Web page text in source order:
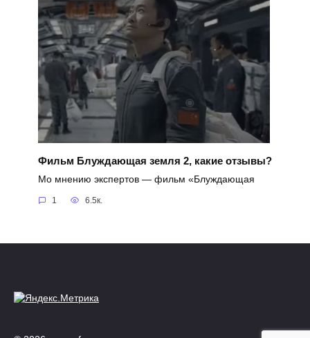
Фильм Блуждающая земля 2, какие отзывы?
Мо мнению экспертов — фильм «Блуждающая
1 6.5к.